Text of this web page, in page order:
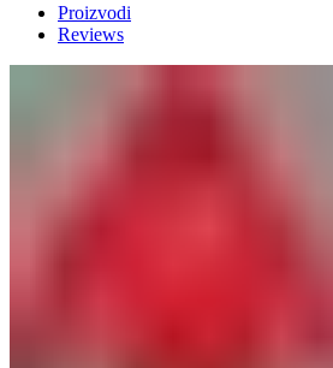
Proizvodi
Reviews